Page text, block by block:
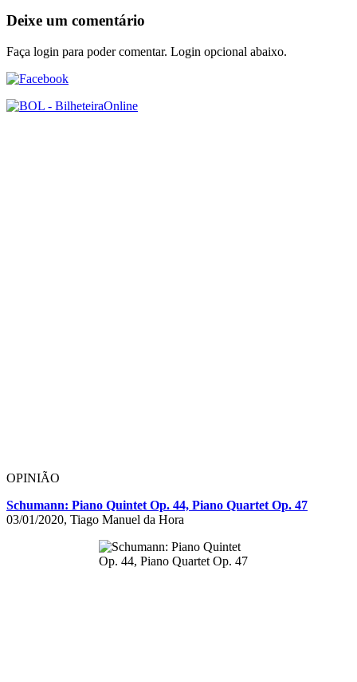
Deixe um comentário
Faça login para poder comentar. Login opcional abaixo.
OPINIÃO
Schumann: Piano Quintet Op. 44, Piano Quartet Op. 47
03/01/2020, Tiago Manuel da Hora